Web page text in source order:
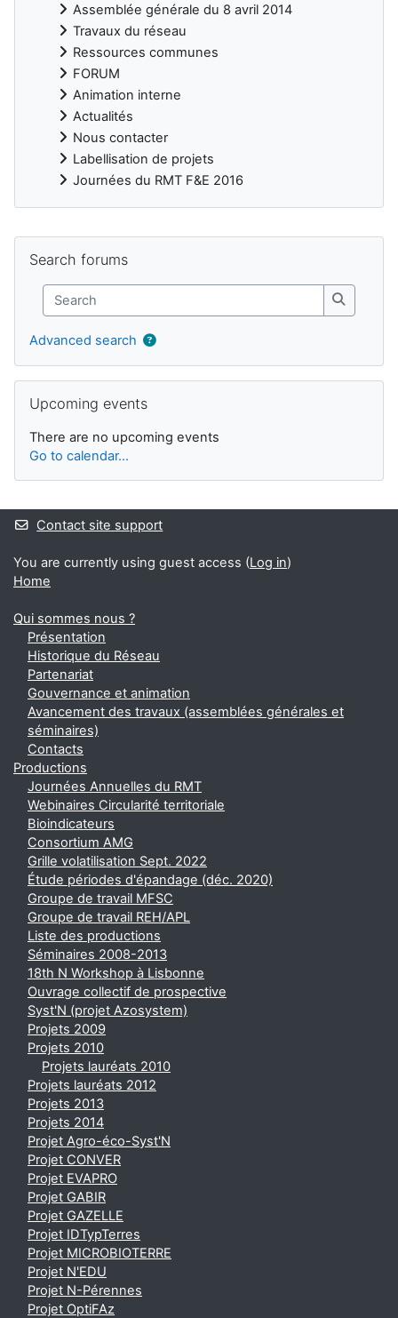
Assemblée générale du 8 avril 2014
Travaux du réseau
Ressources communes
FORUM
Animation interne
Actualités
Nous contacter
Labellisation de projets
Journées du RMT F&E 2016
Blocks
Search forums
Search
Search
Advanced search
Upcoming events
There are no upcoming events
Go to calendar...
Contact site support
You are currently using guest access (Log in)
Home
Qui sommes nous ?
Présentation
Historique du Réseau
Partenariat
Gouvernance et animation
Avancement des travaux (assemblées générales et
séminaires)
Contacts
Productions
Journées Annuelles du RMT
Webinaires Circularité territoriale
Bioindicateurs
Consortium AMG
Grille volatilisation Sept. 2022
Étude périodes d'épandage (déc. 2020)
Groupe de travail MFSC
Groupe de travail REH/APL
Liste des productions
Séminaires 2008-2013
18th N Workshop à Lisbonne
Ouvrage collectif de prospective
Syst'N (projet Azosystem)
Projets 2009
Projets 2010
Projets lauréats 2010
Projets lauréats 2012
Projets 2013
Projets 2014
Projet Agro-éco-Syst'N
Projet CONVER
Projet EVAPRO
Projet GABIR
Projet GAZELLE
Projet IDTypTerres
Projet MICROBIOTERRE
Projet N'EDU
Projet N-Pérennes
Projet OptiFAz